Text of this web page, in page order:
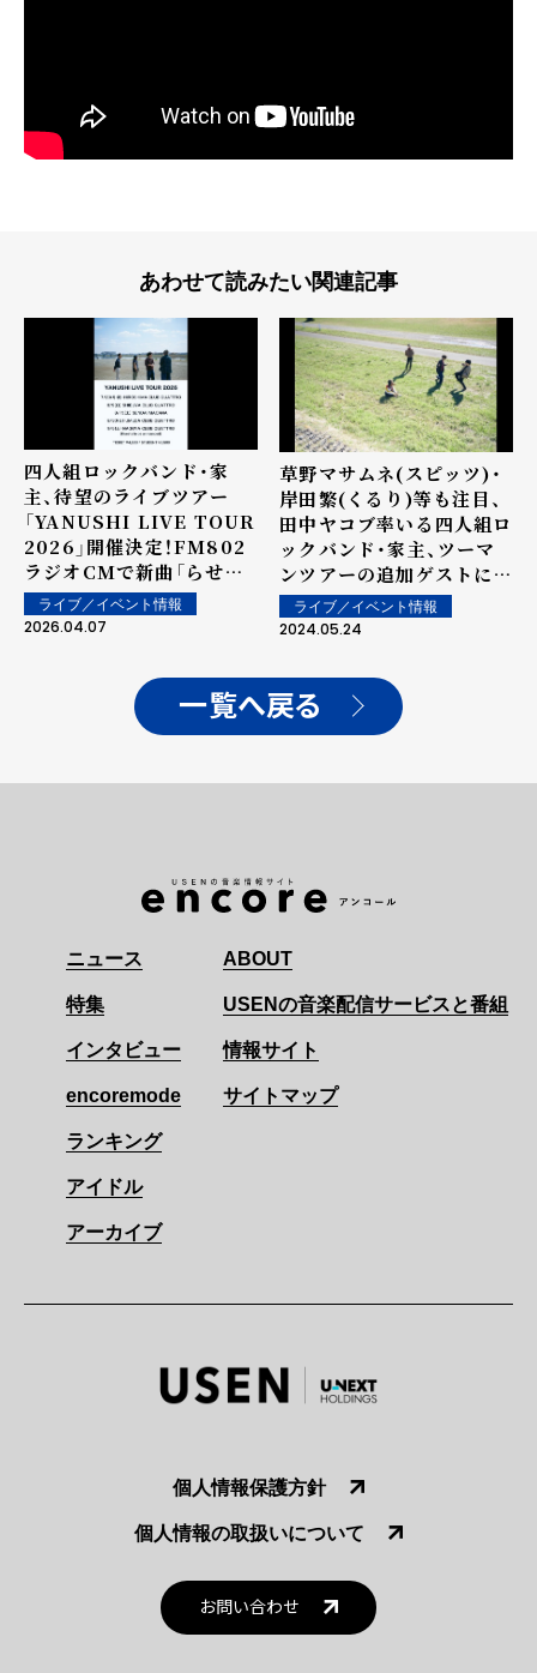
あわせて読みたい関連記事
四人組ロックバンド・家
主、待望のライブツアー
「YANUSHI LIVE TOUR
2026」開催決定！FM802
ラジオCMで新曲「らせん
だよ、人生は」初オンエア
も
ライブ／イベント情報
2026.04.07
草野マサムネ(スピッツ)・
岸田繁(くるり)等も注目、
田中ヤコブ率いる四人組ロ
ックバンド・家主、ツーマ
ンツアーの追加ゲストに
SPARTA LOCALS、カー
ネーション、SACOYANS
ライブ／イベント情報
2024.05.24
一覧へ戻る
ニュース
特集
インタビュー
encoremode
ランキング
アイドル
アーカイブ
ABOUT
USENの音楽配信サービスと番組
情報サイト
サイトマップ
個人情報保護方針
個人情報の取扱いについて
お問い合わせ